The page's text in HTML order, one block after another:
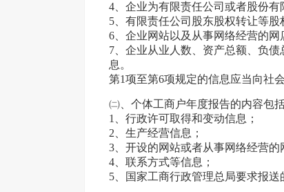
4、企业为有限责任公司或者股份
5、有限责任公司股东股权转让等股
6、企业网站以及从事网络经营的网
7、企业从业人数、资产总额、负
息。
第1项至第6项规定的信息应当向社
㈡、个体工商户年度报告的内容包括
1、行政许可取得和变动信息；
2、生产经营信息；
3、开设的网站或者从事网络经营的
4、联系方式等信息；
5、国家工商行政管理总局要求报送